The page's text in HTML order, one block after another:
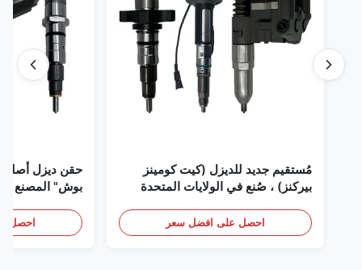
مُستقيم جديد للديزل (كيت كومينز
بيركنز) ، صُنع في الولايات المتحدة
(بيركنز) ، كل شيء جديد
احصل على افضل سعر
حقن ديزل
بوش" المصنع في
احصل